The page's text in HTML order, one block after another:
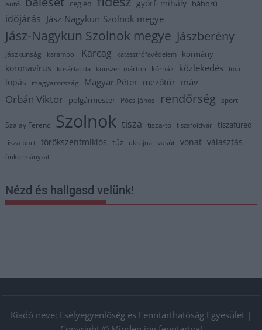
autó cegléd györfi mihály háború
időjárás Jász-Nagykun-Szolnok megye
Jász-Nagykun Szolnok megye Jászberény
Jászkunság karambol Karcag katasztrófavédelem kormány
koronavírus kosárlabda kunszentmárton kórház közlekedés lmp
lopás magyarország Magyar Péter mezőtúr máv
Orbán Viktor polgármester Pócs János rendőrség sport
Szalay Ferenc Szolnok tisza tisza-tó tiszaföldvár tiszafüred
tisza part törökszentmiklós tűz ukrajna vasút vonat választás
önkormányzat
Nézd és hallgasd velünk!
Kiadó neve: Esélyegyenlőség és Fenntarthatóság Egyesület |